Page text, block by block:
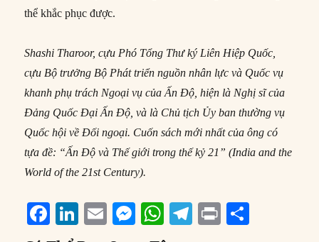
thể khắc phục được.
Shashi Tharoor, cựu Phó Tổng Thư ký Liên Hiệp Quốc,
cựu Bộ trưởng Bộ Phát triển nguồn nhân lực và Quốc vụ
khanh phụ trách Ngoại vụ của Ấn Độ, hiện là Nghị sĩ của
Đảng Quốc Đại Ấn Độ, và là Chủ tịch Ủy ban thường vụ
Quốc hội về Đối ngoại. Cuốn sách mới nhất của ông có
tựa đề: “Ấn Độ và Thế giới trong thế kỷ 21” (India and the
World of the 21st Century).
F
a
Li
n
E
m
M W
h
T
P